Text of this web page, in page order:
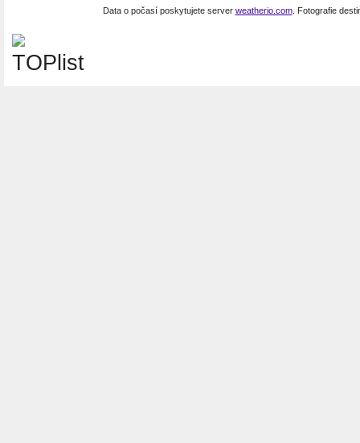
Data o počasí poskytujete server weatherio.com. Fotografie